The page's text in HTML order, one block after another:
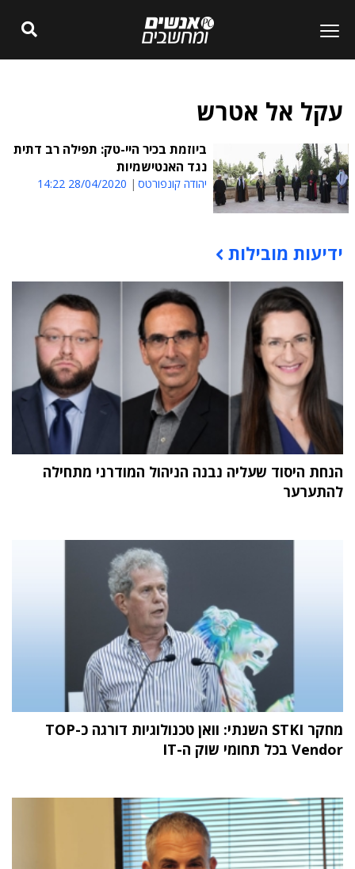
עקל אל אטרש
ביוזמת בכיר היי-טק: תפילה רב דתית
נגד האנטישמיות
יהודה קונפורטס 28/04/2020 14:22
תוכן פרסומי
ידיעות מובילות
הנחת היסוד שעליה נבנה הניהול המודרני מתחילה
להתערער
מחקר STKI השנתי: וואן טכנולוגיות דורגה כ-TOP
Vendor בכל תחומי שוק ה-IT